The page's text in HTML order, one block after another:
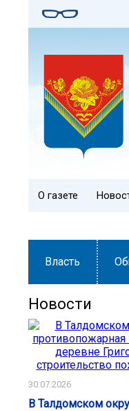
О газете
Власть
Новости
30.07.2026
В Талдомском